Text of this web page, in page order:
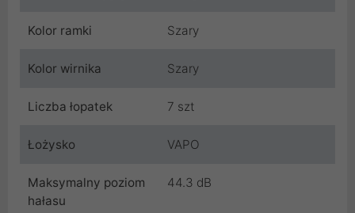
Kolor ramki Szary
Kolor wirnika Szary
Liczba łopatek 7 szt
Łożysko VAPO
Maksymalny poziom
hałasu
44.3 dB